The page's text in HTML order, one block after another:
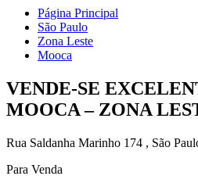
Página Principal
São Paulo
Zona Leste
Mooca
VENDE-SE
MOOCA – ZONA
Rua Saldanha Marinho 174 , São
Para Venda